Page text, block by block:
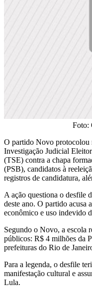
Foto:
O partido Novo protocolou
Investigação Judicial
(TSE) contra a chapa
(PSB), candidatos à
registros de candidatura,
A ação questiona o desfile
deste ano. O partido acusa
econômico e uso indevido
Segundo o Novo, a escola
públicos: R$ 4 milhões da
prefeituras do Rio de
Para a legenda, o desfile
manifestação cultural e
Lula.